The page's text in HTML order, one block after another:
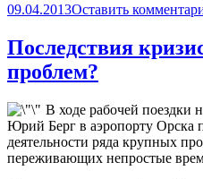
09.04.2013Оставить
Последствия
проблем?
В ходе рабочей поездки
Юрий Берг в аэропорту Орска
деятельности ряда крупных
переживающих непростые